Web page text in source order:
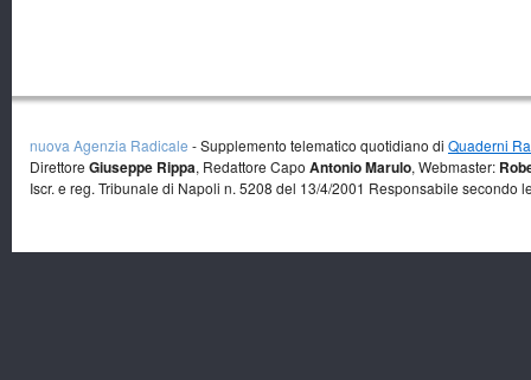
nuova Agenzia Radicale - Supplemento telematico quotidiano di Quaderni
Direttore Giuseppe Rippa, Redattore Capo Antonio Marulo, Webmaster:
Iscr. e reg. Tribunale di Napoli n. 5208 del 13/4/2001 Responsabile secondo